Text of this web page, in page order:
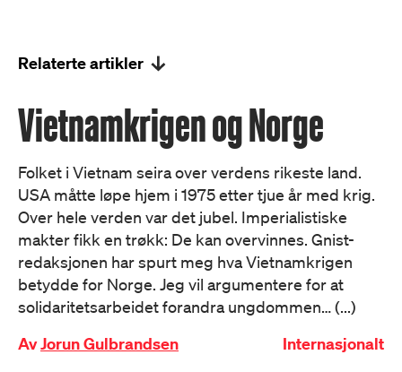
Relaterte artikler
Vietnamkrigen og Norge
Folket i Vietnam seira over verdens rikeste land.
USA måtte løpe hjem i 1975 etter tjue år med krig.
Over hele verden var det jubel. Imperialistiske
makter fikk en trøkk: De kan overvinnes. Gnist-
redaksjonen har spurt meg hva Vietnamkrigen
betydde for Norge. Jeg vil argumentere for at
solidaritetsarbeidet forandra ungdommen… (...)
AvJorun Gulbrandsen Internasjonalt